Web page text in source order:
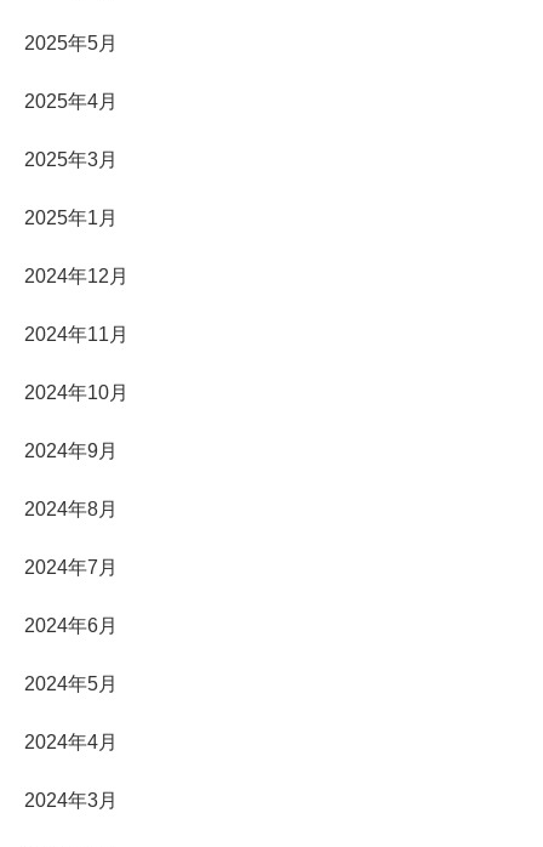
2025年5月
2025年4月
2025年3月
2025年1月
2024年12月
2024年11月
2024年10月
2024年9月
2024年8月
2024年7月
2024年6月
2024年5月
2024年4月
2024年3月